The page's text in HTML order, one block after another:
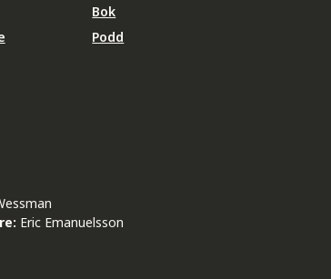
Bok
Podd
Eric Emanuelsson